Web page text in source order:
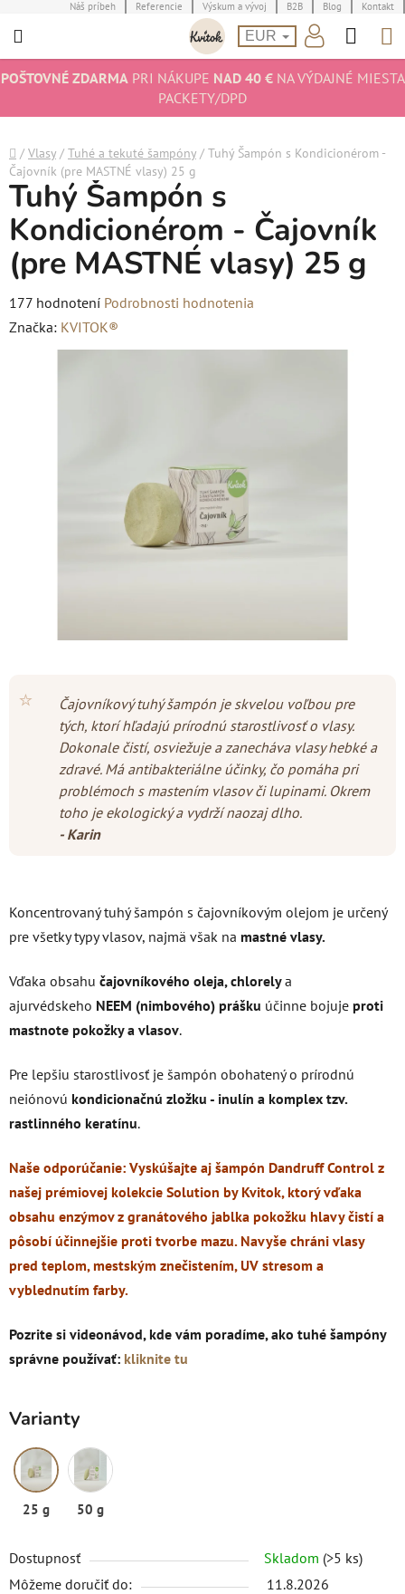
na
Náš príbeh Referencie Výskum a vývoj B2B Blog Kontakt
EUR
POŠTOVNÉ ZDARMAPRI NÁKUPE NAD 40 €NA VÝDAJNÉ MIESTA
PACKETY/DPD
Domov
/ Vlasy / Tuhé a tekuté šampóny / Tuhý Šampón s Kondicionérom -
Čajovník (pre MASTNÉ vlasy) 25 g
⭐
Čajovníkový tuhý šampón je skvelou voľbou pre
tých, ktorí hľadajú prírodnú starostlivosť o vlasy.
Dokonale čistí, osviežuje a zanecháva vlasy hebké a
zdravé. Má antibakteriálne účinky, čo pomáha pri
problémoch s mastením vlasov či lupinami. Okrem
toho je ekologický a vydrží naozaj dlho.
- Karin
Koncentrovaný tuhý šampón s čajovníkovým olejom je určený
pre všetky typy vlasov, najmä však na mastné vlasy.
Vďaka obsahu čajovníkového oleja, chlorelya
ajurvédskeho NEEM (nimbového) prášku účinne bojuje proti
mastnote pokožky a vlasov.
Pre lepšiu starostlivosť je šampón obohatený o prírodnú
neiónovú kondicionačnú zložku - inulín a komplex tzv.
rastlinného keratínu.
Naše odporúčanie: Vyskúšajte aj šampón Dandruff Control z
našej prémiovej kolekcie Solution by Kvitok, ktorý vďaka
obsahu enzýmov z granátového jablka pokožku hlavy čistí a
pôsobí účinnejšie proti tvorbe mazu. Navyše chráni vlasy
pred teplom, mestským znečistením, UV stresom a
vyblednutím farby.
Pozrite si videonávod, kde vám poradíme, ako tuhé šampóny
správne používať: kliknite tu
Varianty
25 g 50 g
Dostupnosť Skladom (>5 ks)
Môžeme doručiť do:
11.8.2026
Tuhý Šampón s
Kondicionérom - Čajovník
(pre MASTNÉ vlasy) 25 g
Priemerné
hodnotenie
produktu
177 hodnotení Podrobnosti hodnotenia
Značka: KVITOK®